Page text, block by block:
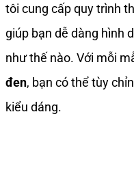
tôi cung cấp quy trình
giúp bạn dễ dàng hình
như thế nào. Với mỗi
đen, bạn có thể tùy
kiểu dáng.